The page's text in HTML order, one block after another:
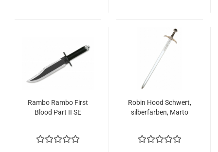
Rambo Rambo First
Blood Part II SE
Robin Hood Schwert,
silberfarben, Marto